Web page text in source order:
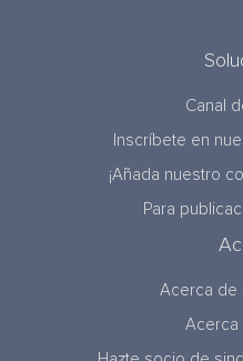
Canal
Inscríbete en
¡Añada nuestro
Para
Acerca de
Acerca